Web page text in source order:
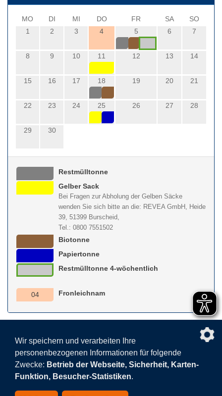
MO DI MI DO FR SA
SO
1
2 3 4 5 6 7
8 9 10 11 12 13 14
15 16 17 18 19 20 21
22 23 24 25 26 27 28
29 30
Restmülltonne
Gelber Sack
Bei Fragen zur Abholung der Gelben Säcke
wenden Sie sich bitte an die: REVEA GmbH, Heide
39, 51399 Burscheid,
Tel.: 0800 7551502
Biotonne
Papiertonne
Restmülltonne 4-wöchentlich
04 Fronleichnam
nach
Impressum
Wir speichern und verarbeiten Ihre
personenbezogenen Informationen für folgende
Zwecke: Betrieb der Webseite, Sicherheit, Karten-
Funktion, Besucher-Statistiken.